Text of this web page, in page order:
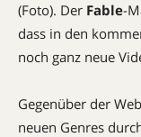
(Foto). Der Fable-
dass in den
noch ganz neue
Gegenüber der
neuen Genres